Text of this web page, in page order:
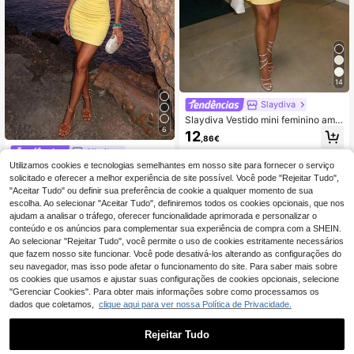
6
Allurite
Allurite Vestido mini justo amarelo cl
aro com um ombro, recorte na cintu
ra e franzido, roupa de festa slim pa
ra mulher
17,49€
14
Slaydiva
Slaydiva Vestido mini feminino ama
relo pálido de verão elegante para f
esta noturna, com um ombro, cinto
de amarração, corte A, justo, estilo
boho casual para férias, convidada
de casamento, praia e deslocações
12,86€
Utilizamos cookies e tecnologias semelhantes em nosso site para fornecer o serviço
solicitado e oferecer a melhor experiência de site possível. Você pode "Rejeitar Tudo",
"Aceitar Tudo" ou definir sua preferência de cookie a qualquer momento de sua
escolha. Ao selecionar "Aceitar Tudo", definiremos todos os cookies opcionais, que nos
ajudam a analisar o tráfego, oferecer funcionalidade aprimorada e personalizar o
conteúdo e os anúncios para complementar sua experiência de compra com a SHEIN.
Ao selecionar "Rejeitar Tudo", você permite o uso de cookies estritamente necessários
que fazem nosso site funcionar. Você pode desativá-los alterando as configurações do
seu navegador, mas isso pode afetar o funcionamento do site. Para saber mais sobre
os cookies que usamos e ajustar suas configurações de cookies opcionais, selecione
"Gerenciar Cookies". Para obter mais informações sobre como processamos os
dados que coletamos, clique aqui para ver nossa Política de Privacidade.
Rejeitar Tudo